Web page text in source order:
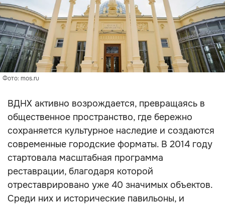
Фото: mos.ru
ВДНХ активно возрождается, превращаясь в
общественное пространство, где бережно
сохраняется культурное наследие и создаются
современные городские форматы. В 2014 году
стартовала масштабная программа
реставрации, благодаря которой
отреставрировано уже 40 значимых объектов.
Среди них и исторические павильоны, и